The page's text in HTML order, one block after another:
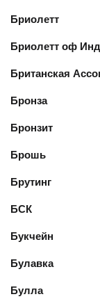
Бриолетт
Бриолетт оф
Британская
Бронза
Бронзит
Брошь
Брутинг
БСК
Букчейн
Булавка
Булла